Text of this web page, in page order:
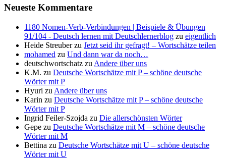
Neueste Kommentare
1180 Nomen-Verb-Verbindungen | Beispiele & Übungen
91/104 - Deutsch lernen mit Deutschlernerblog zu eigentlich
Heide Streuberzu Jetzt seid ihr gefragt! – Wortschätze teilen
mohamed zu Und dann war da noch…
deutschwortschatz zu Andere über uns
K.M. zu Deutsche Wortschätze mit P – schöne deutsche
Wörter mit P
Hyuri zu Andere über uns
Karin zu Deutsche Wortschätze mit P – schöne deutsche
Wörter mit P
Ingrid Feiler-Szojda zu Die allerschönsten Wörter
Gepe zu Deutsche Wortschätze mit M – schöne deutsche
Wörter mit M
Bettina zu Deutsche Wortschätze mit U – schöne deutsche
Wörter mit U